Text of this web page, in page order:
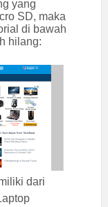
yang
SD, maka
di bawah
hilang:
dari